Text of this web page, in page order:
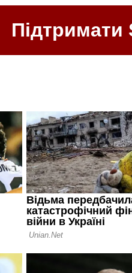
Підтримати